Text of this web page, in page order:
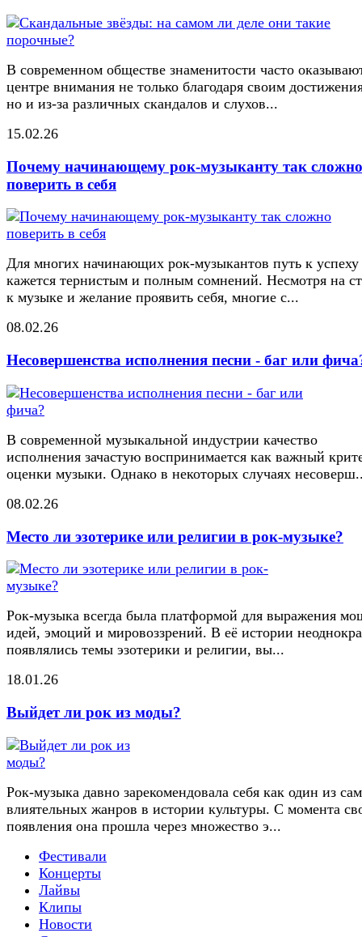
В современном обществе знаменитости часто
центре внимания не только благодаря своим
но и из-за различных скандалов и слухов...
15.02.26
Почему начинающему рок-музыканту так сложно
поверить в себя
Для многих начинающих рок-музыкантов путь к успеху
кажется тернистым и полным сомнений. Несмотря на
к музыке и желание проявить себя, многие с...
08.02.26
Несовершенства исполнения песни - баг или
В современной музыкальной индустрии качество
исполнения зачастую воспринимается как важный
оценки музыки. Однако в некоторых случаях
08.02.26
Место ли эзотерике или религии в рок-музыке?
Рок-музыка всегда была платформой для выражения
идей, эмоций и мировоззрений. В её истории
появлялись темы эзотерики и религии, вы...
18.01.26
Выйдет ли рок из моды?
Рок-музыка давно зарекомендовала себя как один из
влиятельных жанров в истории культуры. С момента
появления она прошла через множество э...
Фестивали
Концерты
Лайвы
Клипы
Новости